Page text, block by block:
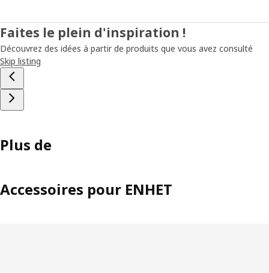
reste
La polyvalence et la fonctionnalité sont essentielles pour
garantir des matins sereins dans la salle de bain. Ina pense
toutefois qu'il est tout aussi important de personnaliser
rangements ouverts et fermés. « Dissimulez le superflu ou
structures ouvertes pour exprimer votre personnalité. »
Faites le plein d'inspiration !
Découvrez des idées à partir de produits que vous avez consulté
Skip listing
Plus de
Accessoires pour ENHET